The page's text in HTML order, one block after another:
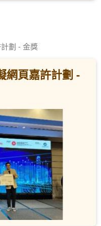
劃 - 金獎
網頁嘉許計劃 -